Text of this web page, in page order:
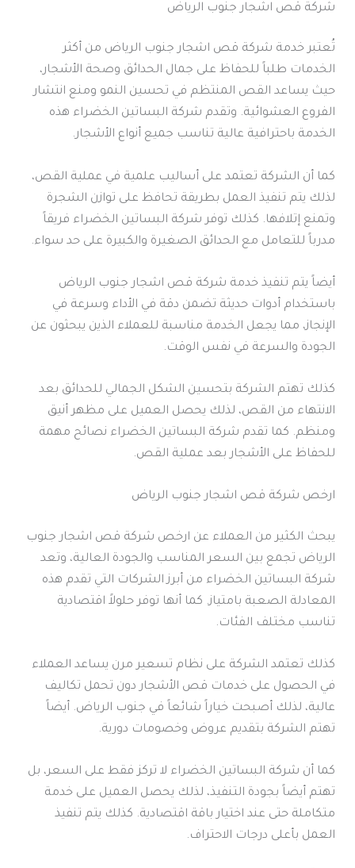
شركة قص اشجار جنوب الرياض
تُعتبر خدمة شركة قص اشجار جنوب الرياض من أكثر
الخدمات طلباً للحفاظ على جمال الحدائق وصحة الأشجار،
حيث يساعد القص المنتظم في تحسين النمو ومنع انتشار
الفروع العشوائية. وتقدم شركة البساتين الخضراء هذه
الخدمة باحترافية عالية تناسب جميع أنواع الأشجار.
كما أن الشركة تعتمد على أساليب علمية في عملية القص،
لذلك يتم تنفيذ العمل بطريقة تحافظ على توازن الشجرة
وتمنع إتلافها. كذلك توفر شركة البساتين الخضراء فريقاً
مدرباً للتعامل مع الحدائق الصغيرة والكبيرة على حد سواء.
أيضاً يتم تنفيذ خدمة شركة قص اشجار جنوب الرياض
باستخدام أدوات حديثة تضمن دقة في الأداء وسرعة في
الإنجاز، مما يجعل الخدمة مناسبة للعملاء الذين يبحثون عن
الجودة والسرعة في نفس الوقت.
كذلك تهتم الشركة بتحسين الشكل الجمالي للحدائق بعد
الانتهاء من القص، لذلك يحصل العميل على مظهر أنيق
ومنظم. كما تقدم شركة البساتين الخضراء نصائح مهمة
للحفاظ على الأشجار بعد عملية القص.
ارخص شركة قص اشجار جنوب الرياض
يبحث الكثير من العملاء عن ارخص شركة قص اشجار جنوب
الرياض تجمع بين السعر المناسب والجودة العالية، وتعد
شركة البساتين الخضراء من أبرز الشركات التي تقدم هذه
المعادلة الصعبة بامتياز. كما أنها توفر حلولاً اقتصادية
تناسب مختلف الفئات.
كذلك تعتمد الشركة على نظام تسعير مرن يساعد العملاء
في الحصول على خدمات قص الأشجار دون تحمل تكاليف
عالية، لذلك أصبحت خياراً شائعاً في جنوب الرياض. أيضاً
تهتم الشركة بتقديم عروض وخصومات دورية.
كما أن شركة البساتين الخضراء لا تركز فقط على السعر، بل
تهتم أيضاً بجودة التنفيذ، لذلك يحصل العميل على خدمة
متكاملة حتى عند اختيار باقة اقتصادية. كذلك يتم تنفيذ
العمل بأعلى درجات الاحتراف.